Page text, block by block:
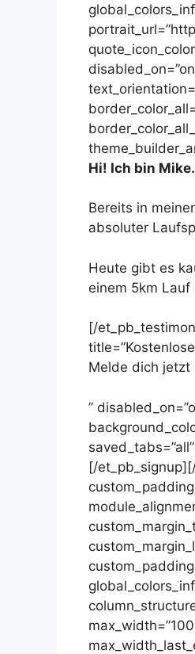
Hi! Ich bin Mike.
Bereits in
absoluter
Heute gibt es
einem 5km
[/
Melde dich jetzt
”
[/